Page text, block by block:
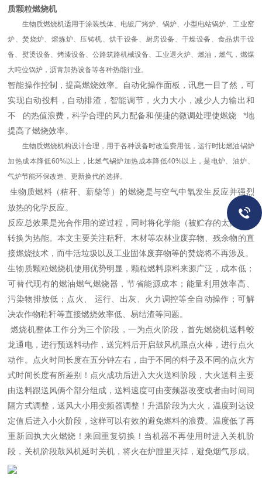
质颗粒燃烧机
生物质燃烧机适用于涂装线体、电镀厂烤炉、锅炉、小型电站锅炉、工业窑
炉、焚烧炉、熔炼炉、压铸机、烘干设备、厨房设备、干燥设备、食品烘干设
备、熨烫设备、烤漆设备、公路筑路机械设备、工业退火炉、燃油，燃气，燃煤
大吨位锅炉，沥青加热设备等各种热能行业。
智能操作控制，提高燃烧效率。自动化操作面板，讯息一目了然，可
实现自动投料，自动排渣，智能调节，火力大小，减少人力输出和
不 的热值浪费，科学合理的风力配备和便捷的微调处理使燃烧 *地
提高了燃烧效率。
生物质燃烧机构设计合理，用于各种设备时改造费用低，运行时比燃油锅炉
加热成本降低60%以上，比燃气锅炉加热成本降低40%以上，是电炉、油炉、
气炉节能环保改造、更新换代的选择。
生物质燃料（秸秆、薪柴等）的燃烧是与空气中氧发生反应并强烈
放热的化学反应。
反应总效果是光合作用的逆过程，同时将化学能（被贮存的太阳能）
转换为热能。本文主要关注秸秆、木材等农林业废弃物、残余物的直
接燃烧技术，而牛活垃圾以及工业固体废弃物等的焚烧将不再涉及。
生物质颗粒燃烧机使用优势明显，颗粒燃料原料来源广泛，成本低；
可替代现有的燃油燃气燃烧器，节省能源成本；能量利用效率高、
污染物排放低；点火、 运行、出灰、火力调控等全自动操作；可解
决农作物秸秆等直接燃烧效率低、易结渣等问题。
燃烧机整体工作分为三个阶段，一为点火阶段，首先燃烧机送料蛟
龙通电，进行预送料动作，送完料后开启鼓风机跟点火棒，进行点火
动作。点火时间长度在五分钟左右，由于不同的料子及不同的点火方
式时间长度有所差别！点火成功后进入大火送料阶段，大火送料主要
由送料跟送风俩个部分组成，送料速度可由变频器改变或者由时间间
隔方式调整，送风大小用变频器调整！升温阶段为大火，温度到达设
定值后进入小火阶段，这样可以有效的避免燃料的浪费。温度低了再
重新回执大火燃烧！来回重复切换！当机器不再使用时进入关机阶
段，关机阶段鼓风机延时关机，将火在炉膛里灭掉，避免烟气形成。